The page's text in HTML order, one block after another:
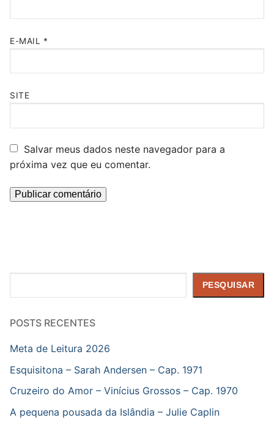
E-MAIL *
SITE
Salvar meus dados neste navegador para a
próxima vez que eu comentar.
PESQUISAR
POSTS RECENTES
Meta de Leitura 2026
Esquisitona – Sarah Andersen – Cap. 1971
Cruzeiro do Amor – Vinícius Grossos – Cap. 1970
A pequena pousada da Islândia – Julie Caplin